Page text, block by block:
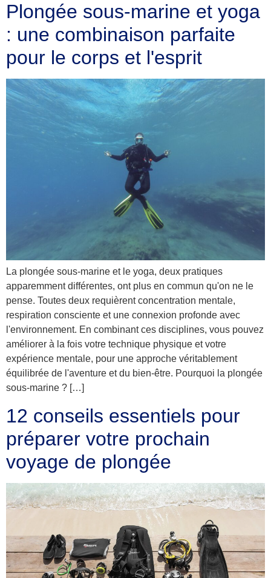
Plongée sous-marine et yoga
: une combinaison parfaite
pour le corps et l'esprit
La plongée sous-marine et le yoga, deux pratiques
apparemment différentes, ont plus en commun qu'on ne le
pense. Toutes deux requièrent concentration mentale,
respiration consciente et une connexion profonde avec
l'environnement. En combinant ces disciplines, vous pouvez
améliorer à la fois votre technique physique et votre
expérience mentale, pour une approche véritablement
équilibrée de l'aventure et du bien-être. Pourquoi la plongée
sous-marine ? […]
12 conseils essentiels pour
préparer votre prochain
voyage de plongée